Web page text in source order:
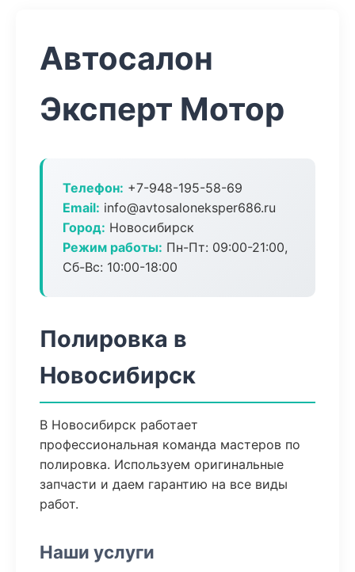
Автосалон
Эксперт Мотор
Телефон: +7-948-195-58-69
Email: info@avtosaloneksper686.ru
Город: Новосибирск
Режим работы: Пн-Пт: 09:00-21:00,
Сб-Вс: 10:00-18:00
Полировка в
Новосибирск
В Новосибирск работает
профессиональная команда мастеров по
полировка. Используем оригинальные
запчасти и даем гарантию на все виды
работ.
Наши услуги